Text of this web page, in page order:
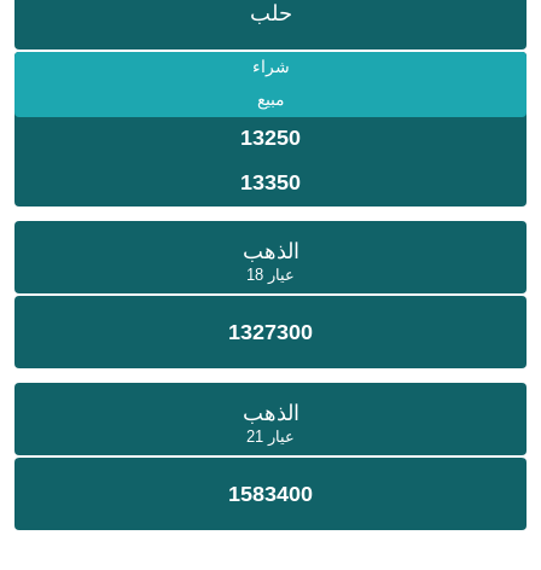
حلب
شراء
مبيع
13250
13350
الذهب
عيار 18
1327300
الذهب
عيار 21
1583400